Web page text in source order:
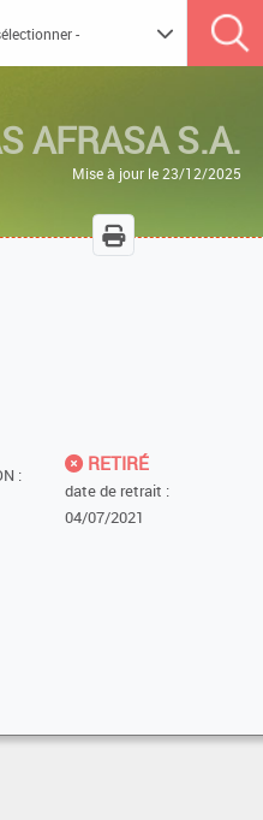
AFRASA S.A.
Mise à jour le 23/12/2025
:
RETIRÉ
date de retrait :
04/07/2021